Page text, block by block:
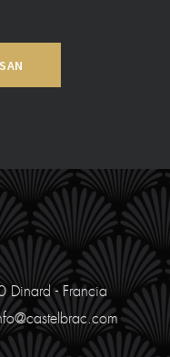
Dinard - Francia